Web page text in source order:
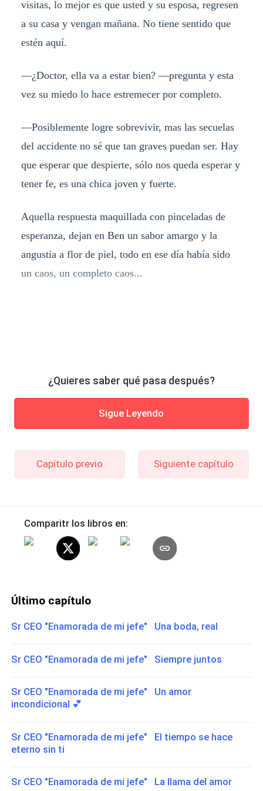
visitas, lo mejor es que usted y su esposa, regresen
a su casa y vengan mañana. No tiene sentido que
estén aquí.
—¿Doctor, ella va a estar bien? —pregunta y esta
vez su miedo lo hace estremecer por completo.
—Posiblemente logre sobrevivir, mas las secuelas
del accidente no sé que tan graves puedan ser. Hay
que esperar que despierte, sólo nos queda esperar y
tener fe, es una chica joven y fuerte.
Aquella respuesta maquillada con pinceladas de
esperanza, dejan en Ben un sabor amargo y la
angustia a flor de piel, todo en ese día había sido
un caos, un completo caos...
¿Quieres saber qué pasa después?
Sigue Leyendo
Capítulo previo Siguiente capítulo
Comparitr los libros en:
Último capítulo
Sr CEO "Enamorada de mi jefe" Una boda, real
Sr CEO "Enamorada de mi jefe" Siempre juntos
Sr CEO "Enamorada de mi jefe" Un amor
incondicional 💕
Sr CEO "Enamorada de mi jefe" El tiempo se hace
eterno sin ti
Sr CEO "Enamorada de mi jefe" La llama del amor